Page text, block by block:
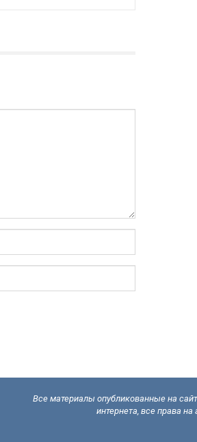
Все материалы опубликованные на
интернета, все права